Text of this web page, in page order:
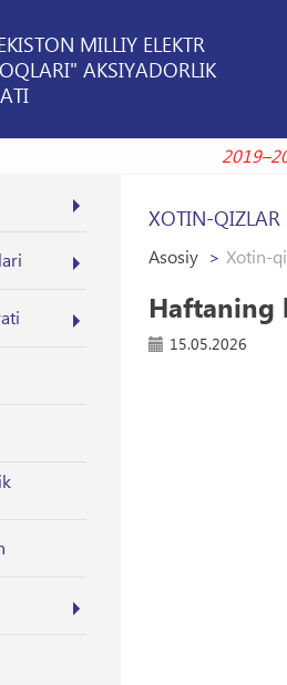
MILLIY ELEKTR
AKSIYADORLIK
XOTIN-QIZLAR
Asosiy Xotin-
Haftaning
15.05.2026